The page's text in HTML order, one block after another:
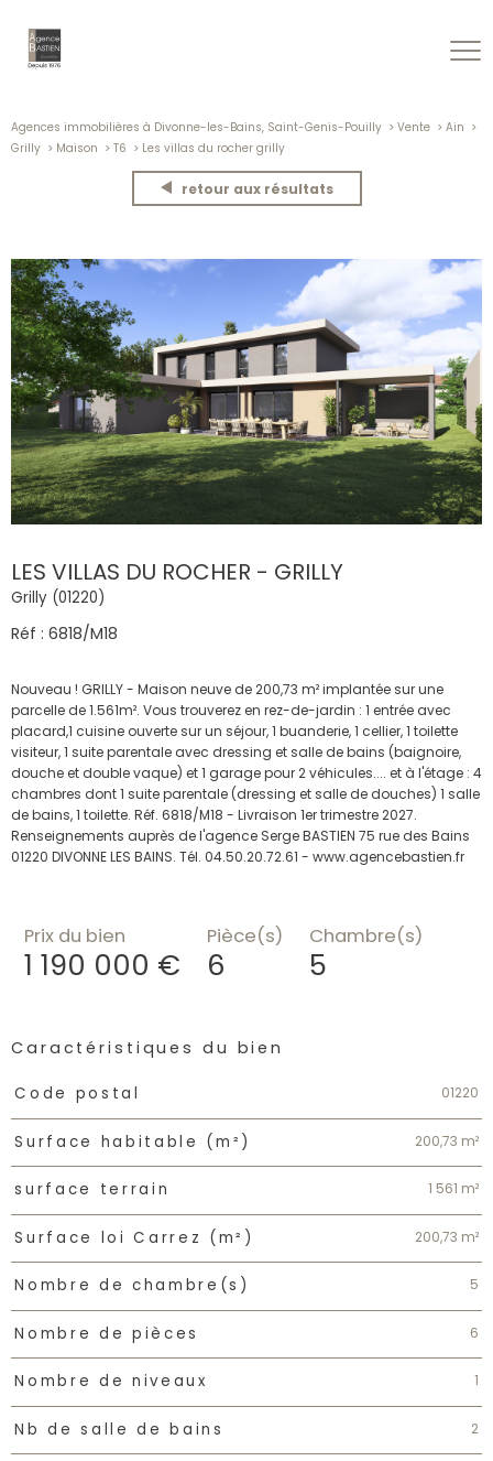
Agences immobilières à Divonne-les-Bains, Saint-Genis-Pouilly Vente
Ain
Grilly
Maison T6 Les villas du rocher grilly
retour aux résultats
LES VILLAS DU ROCHER - GRILLY
Grilly (01220)
Réf : 6818/M18
Nouveau ! GRILLY - Maison neuve de 200,73 m² implantée sur une
parcelle de 1.561m². Vous trouverez en rez-de-jardin : 1 entrée avec
placard,1 cuisine ouverte sur un séjour, 1 buanderie, 1 cellier, 1 toilette
visiteur, 1 suite parentale avec dressing et salle de bains (baignoire,
douche et double vaque) et 1 garage pour 2 véhicules.... et à l'étage : 4
chambres dont 1 suite parentale (dressing et salle de douches) 1 salle
de bains, 1 toilette. Réf. 6818/M18 - Livraison 1er trimestre 2027.
Renseignements auprès de l'agence Serge BASTIEN 75 rue des Bains
01220 DIVONNE LES BAINS. Tél. 04.50.20.72.61 - www.agencebastien.fr
Prix du bien
1 190 000 €
Pièce(s)
6
Chambre(s)
5
Caractéristiques du bien
Caractéristiques Valeurs
Code postal 01220
Surface habitable (m²) 200,73 m²
surface terrain 1 561 m²
Surface loi Carrez (m²) 200,73 m²
Nombre de chambre(s) 5
Nombre de pièces 6
Nombre de niveaux 1
Nb de salle de bains 2